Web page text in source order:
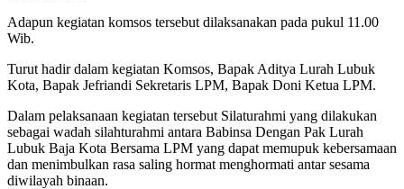
Adapun kegiatan komsos tersebut dilaksanakan pada pukul 11.00
Wib.
Turut hadir dalam kegiatan Komsos, Bapak Aditya Lurah Lubuk
Kota, Bapak Jefriandi Sekretaris LPM, Bapak Doni Ketua LPM.
Dalam pelaksanaan kegiatan tersebut Silaturahmi yang dilakukan
sebagai wadah silahturahmi antara Babinsa Dengan Pak Lurah
Lubuk Baja Kota Bersama LPM yang dapat memupuk kebersamaan
dan menimbulkan rasa saling hormat menghormati antar sesama
diwilayah binaan.